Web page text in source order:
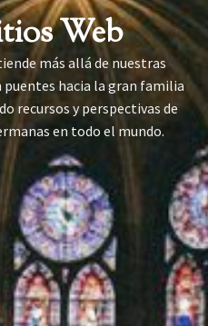
Web
más allá de nuestras
hacia la gran familia
recursos y perspectivas de
en todo el mundo.